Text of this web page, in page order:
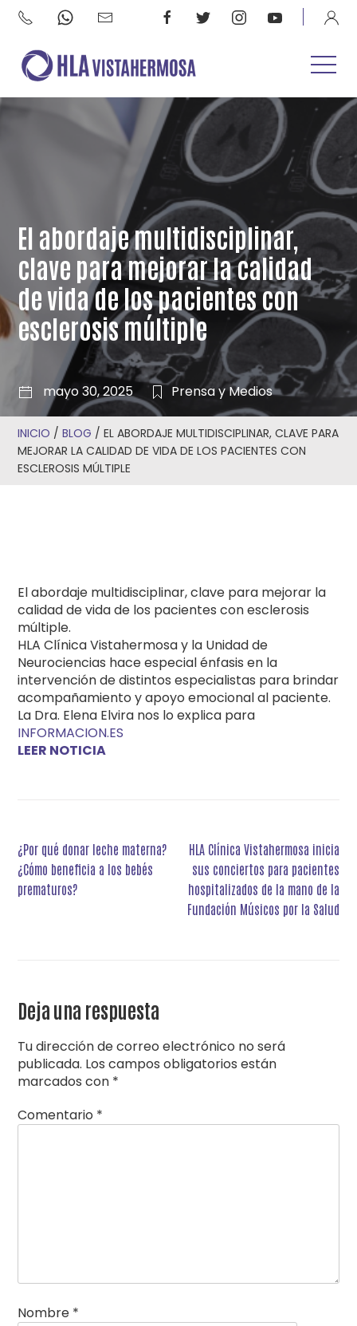
El abordaje multidisciplinar,
clave para mejorar la calidad
de vida de los pacientes con
esclerosis múltiple
mayo 30, 2025 Prensa y Medios
INICIO /BLOG /EL ABORDAJE MULTIDISCIPLINAR, CLAVE PARA
MEJORAR LA CALIDAD DE VIDA DE LOS PACIENTES CON
ESCLEROSIS MÚLTIPLE
El abordaje multidisciplinar, clave para mejorar la
calidad de vida de los pacientes con esclerosis
múltiple.
HLA Clínica Vistahermosa y la Unidad de
Neurociencias hace especial énfasis en la
intervención de distintos especialistas para brindar
acompañamiento y apoyo emocional al paciente.
La Dra. Elena Elvira nos lo explica para
INFORMACION.ES
LEER NOTICIA
Navegación
de
entradas
¿Por qué donar leche materna?
¿Cómo beneficia a los bebés
prematuros?
HLA Clínica Vistahermosa inicia
sus conciertos para pacientes
hospitalizados de la mano de la
Fundación Músicos por la Salud
Deja una respuesta
Tu dirección de correo electrónico no será
publicada. Los campos obligatorios están
marcados con *
Comentario *
Nombre *